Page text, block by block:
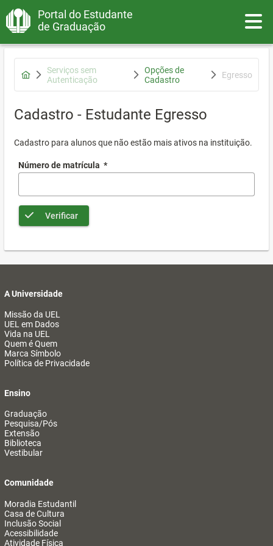
Portal do Estudante
de Graduação
Serviços sem
Autenticação
Opções de
Cadastro
Egresso
Cadastro - Estudante Egresso
Cadastro para alunos que não estão mais ativos na instituição.
Número de matrícula *
Verificar
A Universidade
Missão da UEL
UEL em Dados
Vida na UEL
Quem é Quem
Marca Símbolo
Política de Privacidade
Ensino
Graduação
Pesquisa/Pós
Extensão
Biblioteca
Vestibular
Comunidade
Moradia Estudantil
Casa de Cultura
Inclusão Social
Acessibilidade
Atividade Física